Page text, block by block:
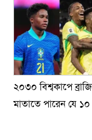
২০৩০ বিশ্বকাপে
মাতাতে পারেন যে